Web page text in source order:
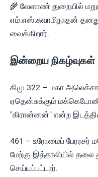
🌾 வேளாண் துறையில்
எம்.எஸ்.சுவாமிநாதன்
வைக்கிறார்.
இன்றைய நிகழ்வுகள்
கிமு 322 – மகா
ஏதென்சுக்கும்
"கிரான்னன்" என்ற
461 – உரோமைப் பேரரசர்
மேற்கு இத்தாலியில்
செய்யப்பட்டார்.